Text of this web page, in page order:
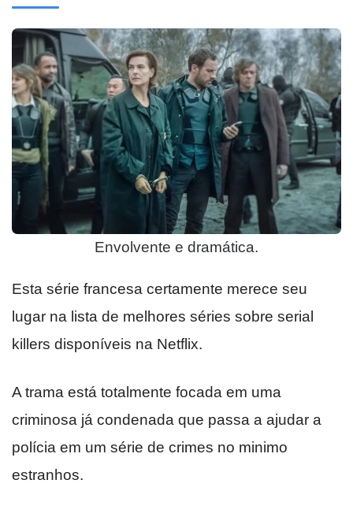
Envolvente e dramática.
Esta série francesa certamente merece seu
lugar na lista de melhores séries sobre serial
killers disponíveis na Netflix.
A trama está totalmente focada em uma
criminosa já condenada que passa a ajudar a
polícia em um série de crimes no minimo
estranhos.